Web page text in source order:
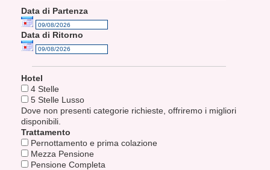
Data di Partenza
Data di Ritorno
Hotel
4 Stelle
5 Stelle Lusso
Dove non presenti categorie richieste, offriremo i migliori
disponibili.
Trattamento
Pernottamento e prima colazione
Mezza Pensione
Pensione Completa